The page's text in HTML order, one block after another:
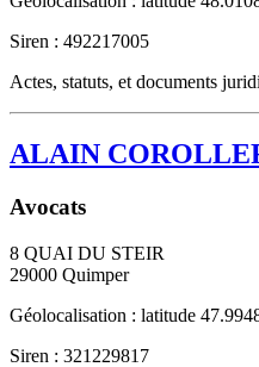
Siren : 492217005
Actes, statuts, et documents
ALAIN
Avocats
8 QUAI DU STEIR
29000 Quimper
Géolocalisation : latitude
Siren : 321229817